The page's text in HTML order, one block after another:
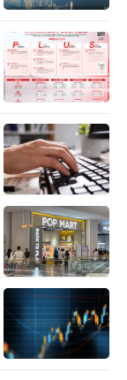
裁AndréMae
大陆将成为
超过200家门
多人建立联
烈的市场之
式的Lulule
板，也不得
地气了，新